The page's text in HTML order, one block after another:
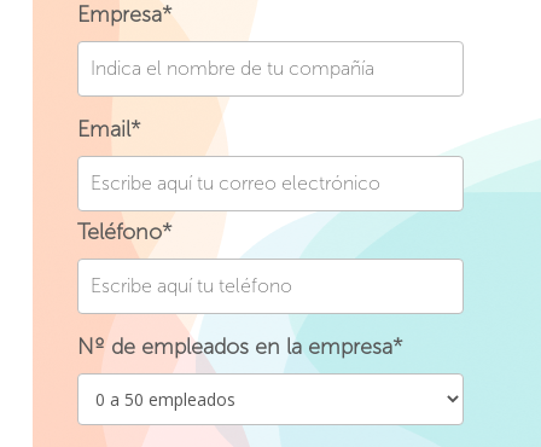
Empresa*
Email*
Teléfono*
Nº de empleados en la empresa*